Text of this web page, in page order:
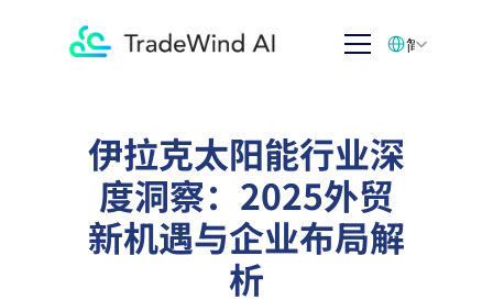
伊拉克太阳能行业深
度洞察：2025外贸
新机遇与企业布局解
析
简体中文